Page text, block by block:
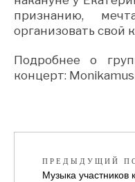
признанию,
организовать свой
Подробнее о
концерт:
ПРЕДЫДУЩИЙ
Музыка участников